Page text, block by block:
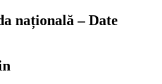
națională – Date